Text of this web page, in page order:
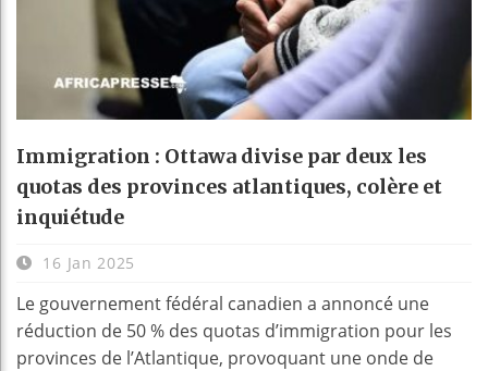
Immigration : Ottawa divise par deux les
quotas des provinces atlantiques, colère et
inquiétude
16 Jan 2025
Le gouvernement fédéral canadien a annoncé une
réduction de 50 % des quotas d’immigration pour les
provinces de l’Atlantique, provoquant une onde de